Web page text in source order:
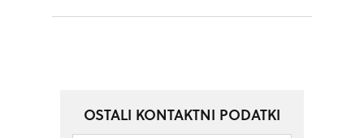
OSTALI KONTAKTNI PODATKI